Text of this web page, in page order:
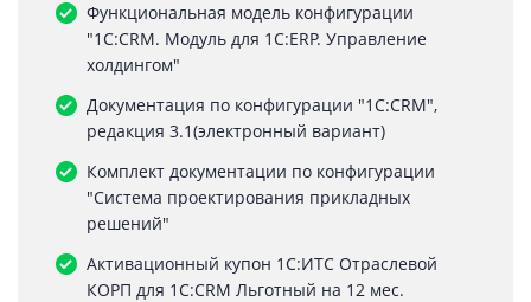
Функциональная модель конфигурации
"1С:CRM. Модуль для 1С:ERP. Управление
холдингом"
Документация по конфигурации "1С:CRM",
редакция 3.1(электронный вариант)
Комплект документации по конфигурации
"Система проектирования прикладных
решений"
Активационный купон 1С:ИТС Отраслевой
КОРП для 1С:CRM Льготный на 12 мес.